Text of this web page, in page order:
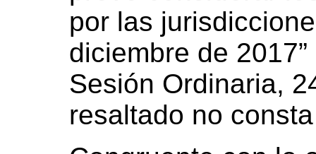
por las
diciembre de 2017”
Sesión Ordinaria,
resaltado no